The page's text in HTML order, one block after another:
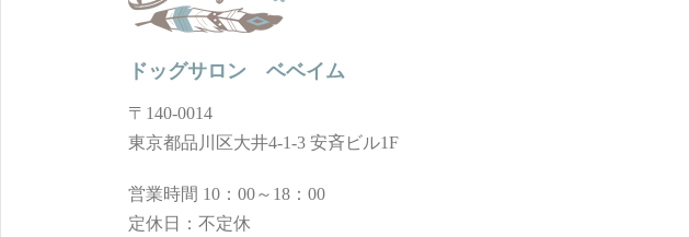
ドッグサロン ベベイム
〒140-0014
東京都品川区大井4-1-3 安斉ビル1F
営業時間 10：00～18：00
定休日：不定休